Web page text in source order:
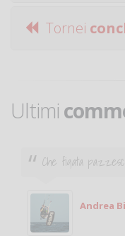
Tornei
Ultimi
Ciao. Sono a
giocare. Se sei in
Michele